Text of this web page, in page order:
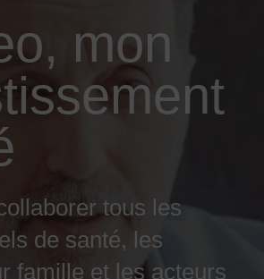
mon
tous les
de santé, les
famille et les acteurs